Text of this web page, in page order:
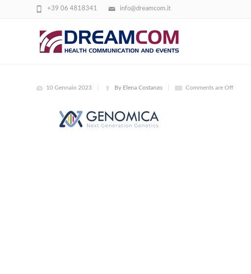
info@dreamcom.it
+39 06 4818341
GENOMICA
10 Gennaio 2023 By Elena Costanzo Comments are Off